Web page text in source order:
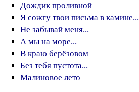
Дождик проливной
Я сожгу твои письма в камине...
Не забывай меня...
А мы на море...
В краю берёзовом
Без тебя пустота...
Малиновое лето